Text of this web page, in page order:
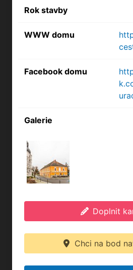
Rok stavby
WWW domu
Facebook domu
Galerie
Doplnit
Chci na bod